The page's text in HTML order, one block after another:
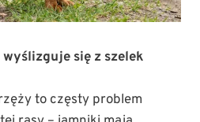
się z szelek
to częsty problem